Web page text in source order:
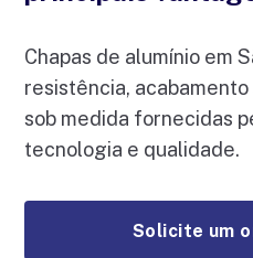
Chapas de alumínio em
resistência,
sob medida fornecidas
tecnologia e qualidade.
Solicite um